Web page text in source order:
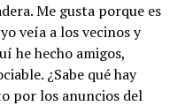
Me gusta porque es
veía a los vecinos y
he hecho amigos,
¿Sabe qué hay
por los anuncios del